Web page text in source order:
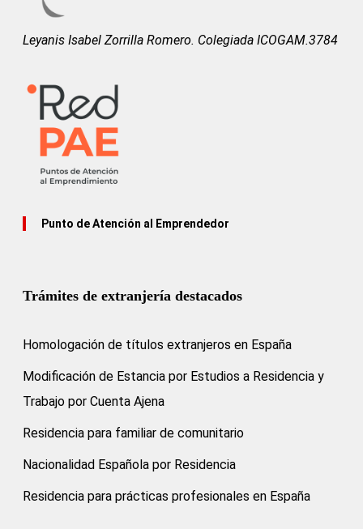
Leyanis Isabel Zorrilla Romero. Colegiada ICOGAM.3784
Punto de Atención al Emprendedor
Trámites de extranjería destacados
Homologación de títulos extranjeros en España
Modificación de Estancia por Estudios a Residencia y
Trabajo por Cuenta Ajena
Residencia para familiar de comunitario
Nacionalidad Española por Residencia
Residencia para prácticas profesionales en España